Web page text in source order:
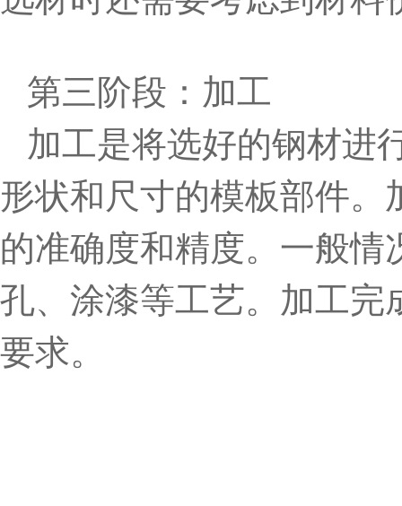
第三阶段：加工
加工是将选好的钢材进
形状和尺寸的模板部件
的准确度和精度。一般
孔、涂漆等工艺。加工完
要求。